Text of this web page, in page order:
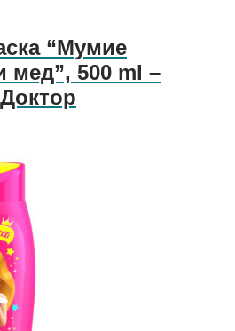
“Мумие
мед”, 500 ml –